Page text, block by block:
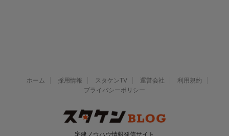
ホーム 採用情報 スタケンTV 運営会社
利用規約
プライバシーポリシー